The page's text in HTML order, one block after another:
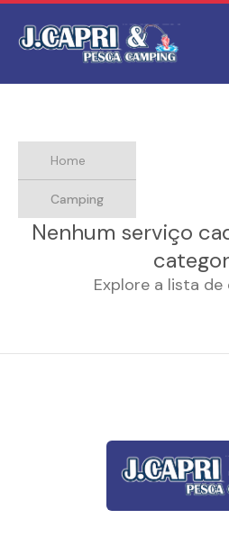
Home
Camping
Nenhum serviço
Explore a lista